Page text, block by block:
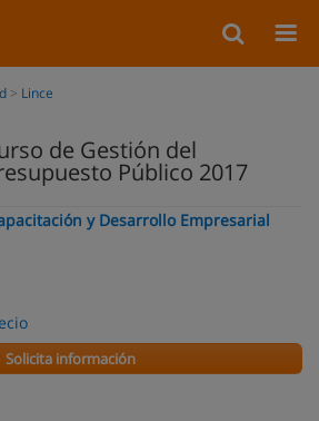
Lince
de Gestión del
Público 2017
y Desarrollo Empresarial
Solicita información